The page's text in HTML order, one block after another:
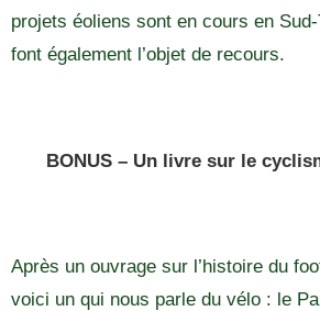
projets éoliens sont en cours en
font également l’objet de recours.
BONUS – Un livre sur le
Après un ouvrage sur l’histoire du
voici un qui nous parle du vélo : le